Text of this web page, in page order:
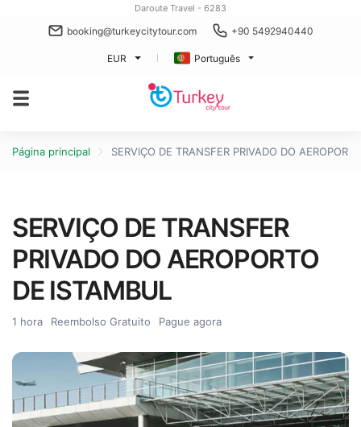
Daroute Travel - 6283
booking@turkeycitytour.com +90 5492940440
EUR Português
Página principal SERVIÇO DE TRANSFER PRIVADO DO
SERVIÇO DE TRANSFER
PRIVADO DO AEROPORTO
DE ISTAMBUL
1 hora Reembolso Gratuito Pague agora